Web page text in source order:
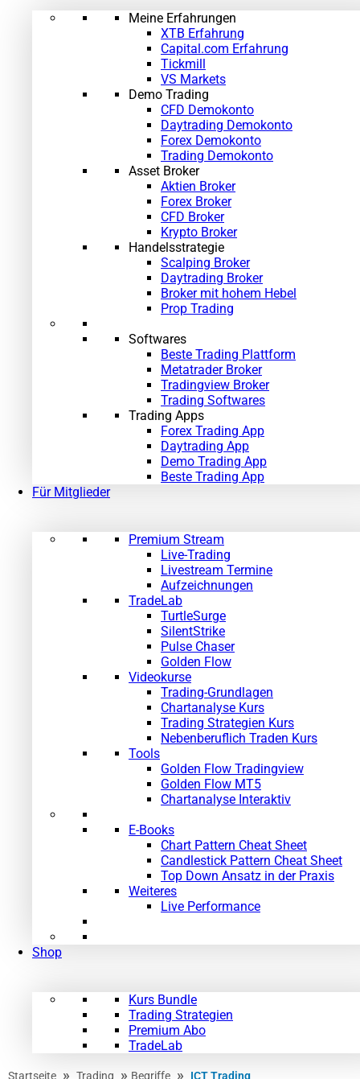
Meine Erfahrungen
XTB Erfahrung
Capital.com Erfahrung
Tickmill
VS Markets
Demo Trading
CFD Demokonto
Daytrading Demokonto
Forex Demokonto
Trading Demokonto
Asset Broker
Aktien Broker
Forex Broker
CFD Broker
Krypto Broker
Handelsstrategie
Scalping Broker
Daytrading Broker
Broker mit hohem Hebel
Prop Trading
Softwares
Beste Trading Plattform
Metatrader Broker
Tradingview Broker
Trading Softwares
Trading Apps
Forex Trading App
Daytrading App
Demo Trading App
Beste Trading App
Für Mitglieder
Premium Stream
Live-Trading
Livestream Termine
Aufzeichnungen
TradeLab
TurtleSurge
SilentStrike
Pulse Chaser
Golden Flow
Videokurse
Trading-Grundlagen
Chartanalyse Kurs
Trading Strategien Kurs
Nebenberuflich Traden Kurs
Tools
Golden Flow Tradingview
Golden Flow MT5
Chartanalyse Interaktiv
E-Books
Chart Pattern Cheat Sheet
Candlestick Pattern Cheat Sheet
Top Down Ansatz in der Praxis
Weiteres
Live Performance
Shop
Kurs Bundle
Trading Strategien
Premium Abo
TradeLab
Startseite » Trading » Begriffe » ICT Trading